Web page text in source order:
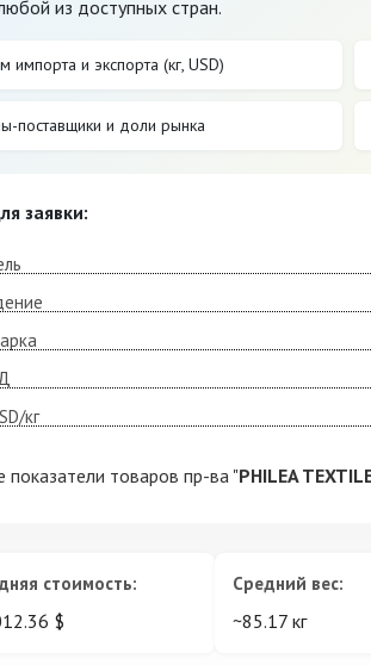
из доступных стран.
импорта и экспорта (кг, USD)
поставщики и доли рынка
заявки:
кг
товаров пр-ва "PHILEA
стоимость:
$
Средний вес:
~85.17 кг